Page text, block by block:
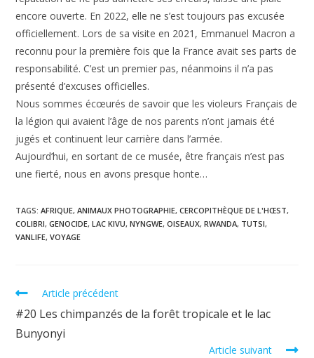
encore ouverte. En 2022, elle ne s’est toujours pas excusée
officiellement. Lors de sa visite en 2021, Emmanuel Macron a
reconnu pour la première fois que la France avait ses parts de
responsabilité. C’est un premier pas, néanmoins il n’a pas
présenté d’excuses officielles.
Nous sommes écœurés de savoir que les violeurs Français de
la légion qui avaient l’âge de nos parents n’ont jamais été
jugés et continuent leur carrière dans l’armée.
Aujourd’hui, en sortant de ce musée, être français n’est pas
une fierté, nous en avons presque honte…
TAGS:AFRIQUE, ANIMAUX PHOTOGRAPHIE, CERCOPITHÈQUE DE L'HŒST,
COLIBRI, GENOCIDE, LAC KIVU, NYNGWE, OISEAUX, RWANDA, TUTSI,
VANLIFE, VOYAGE
Read
articles
Article précédent
#20 Les chimpanzés de la forêt tropicale et le lac
Bunyonyi
Article suivant